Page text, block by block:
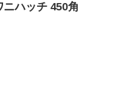
ハッチ 450角